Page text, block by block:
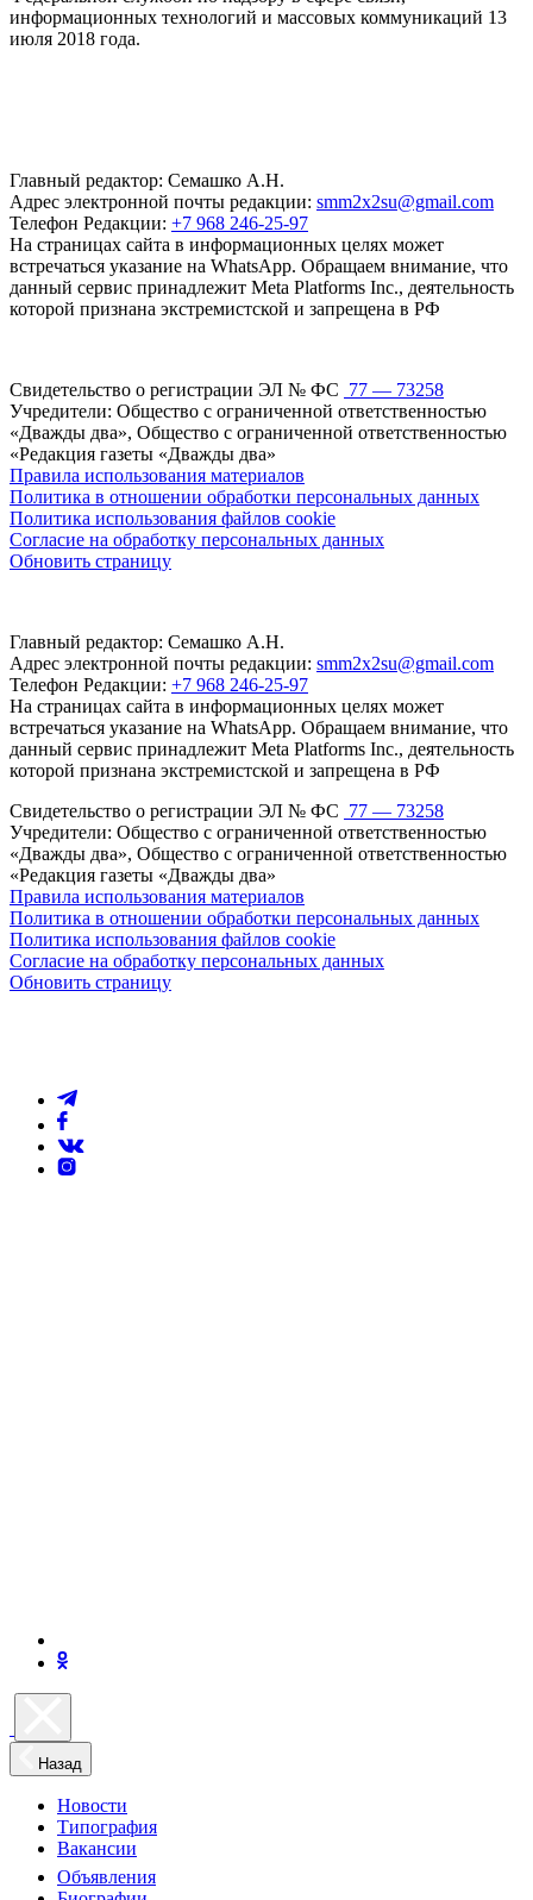
информационных технологий и массовых коммуникаций 13
июля 2018 года.
Главный редактор: Семашко А.Н.
Адрес электронной почты редакции: smm2x2su@gmail.com
Телефон Редакции: +7 968 246-25-97
На страницах сайта в информационных целях может
встречаться указание на WhatsApp. Обращаем внимание, что
данный сервис принадлежит Meta Platforms Inc., деятельность
которой признана экстремистской и запрещена в РФ
Свидетельство о регистрации ЭЛ № ФС 77 — 73258
Учредители: Общество с ограниченной ответственностью
«Дважды два», Общество с ограниченной ответственностью
«Редакция газеты «Дважды два»
Правила использования материалов
Политика в отношении обработки персональных данных
Политика использования файлов cookie
Согласие на обработку персональных данных
Обновить страницу
Главный редактор: Семашко А.Н.
Адрес электронной почты редакции: smm2x2su@gmail.com
Телефон Редакции: +7 968 246-25-97
На страницах сайта в информационных целях может
встречаться указание на WhatsApp. Обращаем внимание, что
данный сервис принадлежит Meta Platforms Inc., деятельность
которой признана экстремистской и запрещена в РФ
Свидетельство о регистрации ЭЛ № ФС 77 — 73258
Учредители: Общество с ограниченной ответственностью
«Дважды два», Общество с ограниченной ответственностью
«Редакция газеты «Дважды два»
Правила использования материалов
Политика в отношении обработки персональных данных
Политика использования файлов cookie
Согласие на обработку персональных данных
Обновить страницу
Назад
Новости
Типография
Вакансии
Объявления